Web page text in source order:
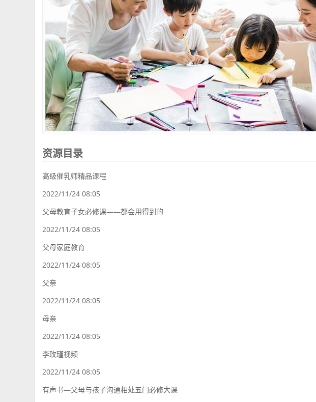
资源目录
高级催乳师精品课程
2022/11/24 08:05
父母教育子女必修课——都会用得到的
2022/11/24 08:05
父母家庭教育
2022/11/24 08:05
父亲
2022/11/24 08:05
母亲
2022/11/24 08:05
李玫瑾视频
2022/11/24 08:05
有声书—父母与孩子沟通相处五门必修大课